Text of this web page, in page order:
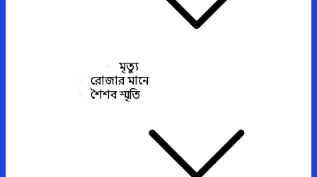
মৃত্যু
রোজার মানে
শৈশব স্মৃতি